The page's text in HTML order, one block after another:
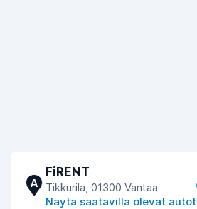
A
FiRENT
Tikkurila, 01300 Vantaa
Näytä saatavilla olevat autot